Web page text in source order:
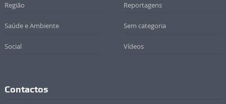
Região Reportagens
Saúde e Ambiente Sem categoria
Social Vídeos
Contactos